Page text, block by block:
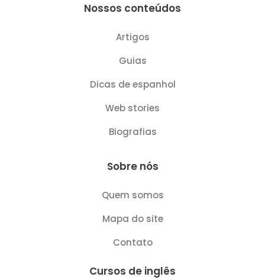
a
u
b
Nossos conteúdos
Artigos
Guias
Dicas de espanhol
Web stories
Biografias
Sobre nós
Quem somos
Mapa do site
Contato
Cursos de inglês